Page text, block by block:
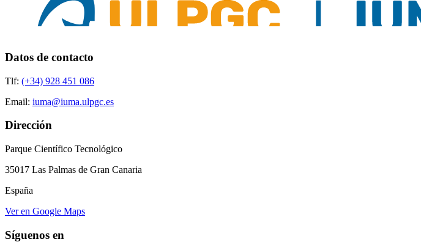
Datos de contacto
Tlf: (+34) 928 451 086
Email: iuma@iuma.ulpgc.es
Dirección
Parque Científico Tecnológico
35017 Las Palmas de Gran Canaria
España
Ver en Google Maps
Síguenos en